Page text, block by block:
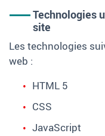
Technologies
site
Les technologies
web :
HTML 5
CSS
JavaScript